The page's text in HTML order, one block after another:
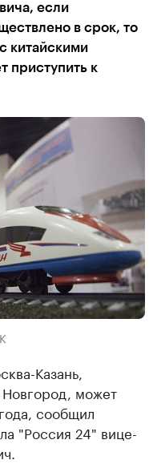
если
в срок, то
китайскими
приступить к
Казань,
может
сообщил
"Россия 24" вице-